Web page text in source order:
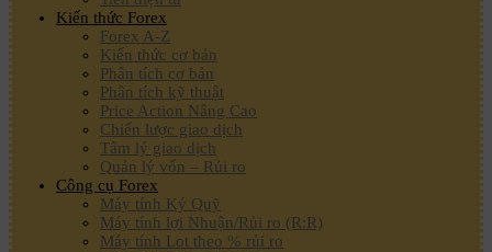
Kiến thức Forex
Forex A-Z
Kiến thức cơ bản
Phân tích cơ bản
Phân tích kỹ thuật
Price Action Nâng Cao
Chiến lược giao dịch
Tâm lý giao dịch
Quản lý vốn – Rủi ro
Công cụ Forex
Máy tính Ký Quỹ
Máy tính lợi Nhuận/Rủi ro (R:R)
Máy tính Lot theo % rủi ro